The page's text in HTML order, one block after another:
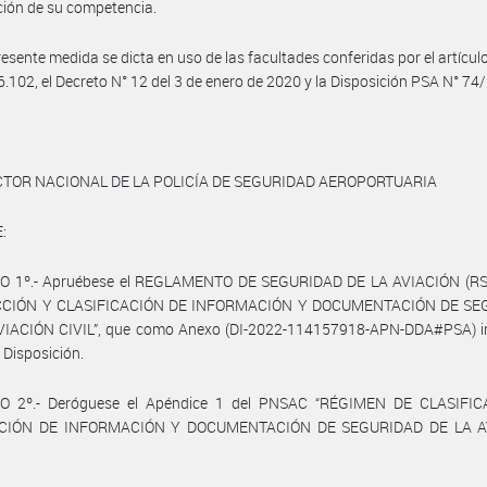
de su competencia.
medida se dicta en uso de las facultades conferidas por el
el Decreto N° 12 del 3 de enero de 2020 y la Disposición PSA N°
NACIONAL DE LA POLICÍA DE SEGURIDAD AEROPORTUARIA
1º.- Apruébese el REGLAMENTO DE SEGURIDAD DE LA AVIACIÓN
Y CLASIFICACIÓN DE INFORMACIÓN Y DOCUMENTACIÓN DE
CIVIL”, que como Anexo (DI-2022-114157918-APN-DDA#PSA)
2º.- Deróguese el Apéndice 1 del PNSAC “RÉGIMEN DE
DE INFORMACIÓN Y DOCUMENTACIÓN DE SEGURIDAD DE LA